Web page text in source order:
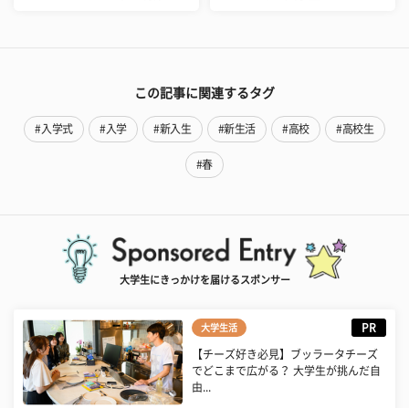
この記事に関連するタグ
#入学式 #入学 #新入生 #新生活 #高校 #高校生
#春
大学生にきっかけを届けるスポンサー
大学生活 PR
【チーズ好き必見】ブッラータチーズ
でどこまで広がる？ 大学生が挑んだ自
由...